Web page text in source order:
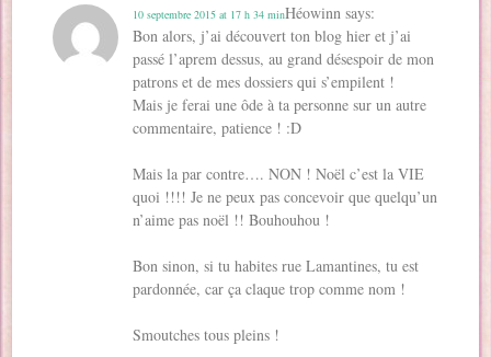
Héowinn says:
10 septembre 2015 at 17 h 34 min
Bon alors, j’ai découvert ton blog hier et j’ai
passé l’aprem dessus, au grand désespoir de mon
patrons et de mes dossiers qui s’empilent !
Mais je ferai une ôde à ta personne sur un autre
commentaire, patience ! :D
Mais la par contre…. NON ! Noël c’est la VIE
quoi !!!! Je ne peux pas concevoir que quelqu’un
n’aime pas noël !! Bouhouhou !
Bon sinon, si tu habites rue Lamantines, tu est
pardonnée, car ça claque trop comme nom !
Smoutches tous pleins !